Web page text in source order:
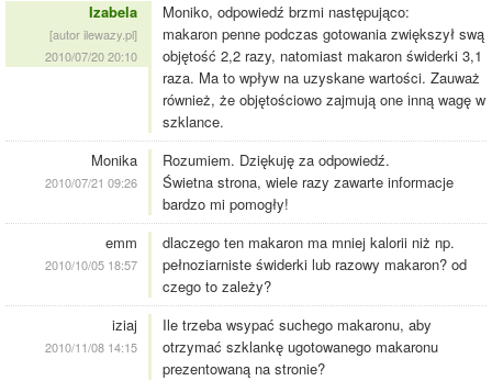
Izabela
[autor ilewazy.pl]
2010/07/20 20:10
Moniko, odpowiedź brzmi następująco:
makaron penne podczas gotowania zwiększył swą
objętość 2,2 razy, natomiast makaron świderki 3,1
raza. Ma to wpływ na uzyskane wartości. Zauważ
również, że objętościowo zajmują one inną wagę w
szklance.
Monika
2010/07/21 09:26
Rozumiem. Dziękuję za odpowiedź.
Świetna strona, wiele razy zawarte informacje
bardzo mi pomogły!
emm
2010/10/05 18:57
dlaczego ten makaron ma mniej kalorii niż np.
pełnoziarniste świderki lub razowy makaron? od
czego to zależy?
iziaj
2010/11/08 14:15
Ile trzeba wsypać suchego makaronu, aby
otrzymać szklankę ugotowanego makaronu
prezentowaną na stronie?